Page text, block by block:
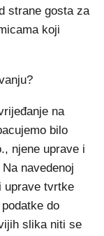
strane gosta za
koji
na
bilo
njene uprave i
navedenoj
uprave tvrtke
do
slika niti se